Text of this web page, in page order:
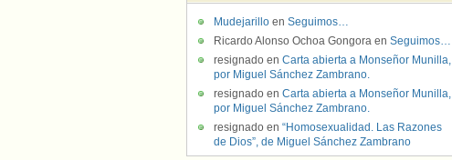
Mudejarillo en Seguimos…
Ricardo Alonso Ochoa Gongora en Seguimos…
resignado en Carta abierta a Monseñor Munilla,
por Miguel Sánchez Zambrano.
resignado en Carta abierta a Monseñor Munilla,
por Miguel Sánchez Zambrano.
resignado en “Homosexualidad. Las Razones
de Dios”, de Miguel Sánchez Zambrano